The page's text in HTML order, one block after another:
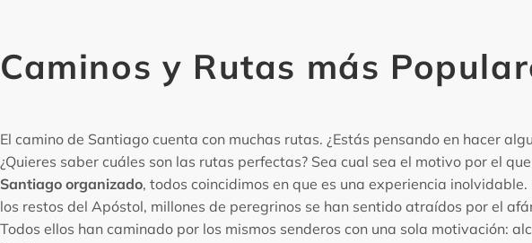
Caminos y Rutas más
El camino de Santiago cuenta con muchas rutas. ¿Estás pensando en hacer
¿Quieres saber cuáles son las rutas perfectas? Sea cual sea el motivo por el
Santiago organizado, todos coincidimos en que es una experiencia
los restos del Apóstol, millones de peregrinos se han sentido atraídos por el
Todos ellos han caminado por los mismos senderos con una sola motivación: